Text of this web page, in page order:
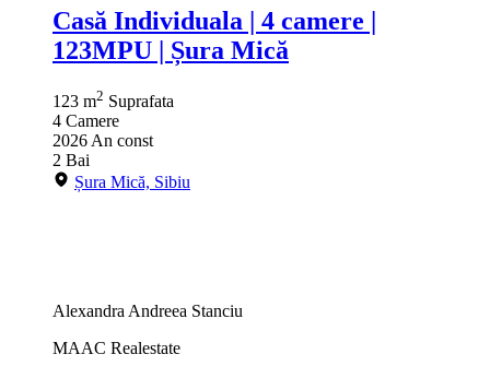
Casă Individuala | 4 camere |
123MPU | Șura Mică
123 m2 Suprafata
4 Camere
2026 An const
2 Bai
Șura Mică, Sibiu
Alexandra Andreea Stanciu
MAAC Realestate